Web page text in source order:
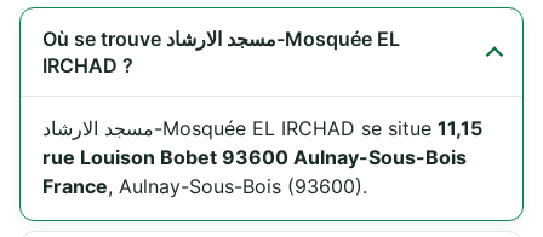
Où se trouve مسجد الارشاد-Mosquée EL
IRCHAD ?
مسجد الارشاد-Mosquée EL IRCHAD se situe 11,15
rue Louison Bobet 93600 Aulnay-Sous-Bois
France, Aulnay-Sous-Bois (93600).